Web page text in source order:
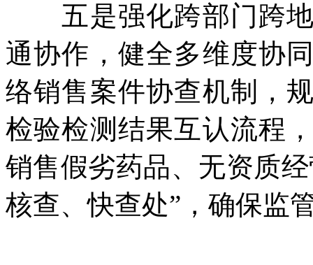
五是强化跨部门跨地
通协作，健全多维度协
络销售案件协查机制，
检验检测结果互认流程
销售假劣药品、无资质
核查、快查处”，确保监